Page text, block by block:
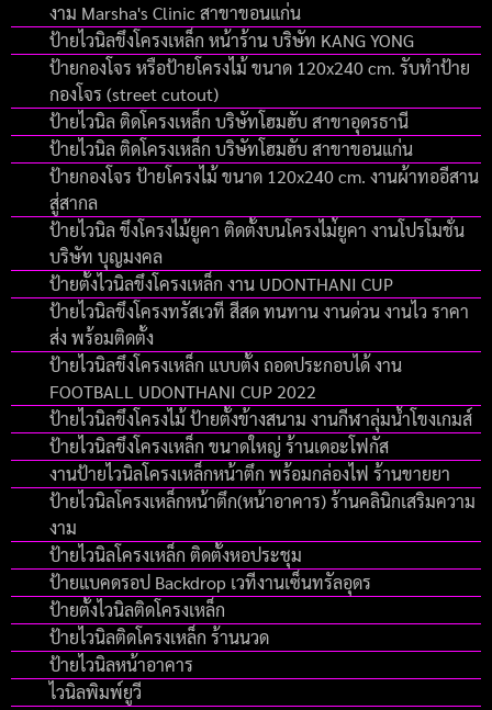
งาม Marsha's Clinic สาขาขอนแก่น
ป้ายไวนิลขึงโครงเหล็ก หน้าร้าน บริษัท KANG YONG
ป้ายกองโจร หรือป้ายโครงไม้ ขนาด 120x240 cm. รับทำป้าย
กองโจร (street cutout)
ป้ายไวนิล ติดโครงเหล็ก บริษัทโฮมฮับ สาขาอุดรธานี
ป้ายไวนิล ติดโครงเหล็ก บริษัทโฮมฮับ สาขาขอนแก่น
ป้ายกองโจร ป้ายโครงไม้ ขนาด 120x240 cm. งานผ้าทออีสาน
สู่สากล
ป้ายไวนิล ขึงโครงไม้ยูคา ติดตั้งบนโครงไม่้ยูคา งานโปรโมชั่น
บริษัท บุญมงคล
ป้ายตั้งไวนิลขึงโครงเหล็ก งาน UDONTHANI CUP
ป้ายไวนิลขึงโครงทรัสเวที สีสด ทนทาน งานด่วน งานไว ราคา
ส่ง พร้อมติดตั้ง
ป้ายไวนิลขึงโครงเหล็ก แบบตั้ง ถอดประกอบได้ งาน
FOOTBALL UDONTHANI CUP 2022
ป้ายไวนิลขึงโครงไม้ ป้ายตั้งข้างสนาม งานกีฬาลุ่มน้ำโขงเกมส์
ป้ายไวนิลขึงโครงเหล็ก ขนาดใหญ่ ร้านเดอะโฟกัส
งานป้ายไวนิลโครงเหล็กหน้าตึก พร้อมกล่องไฟ ร้านขายยา
ป้ายไวนิลโครงเหล็กหน้าตึก(หน้าอาคาร) ร้านคลินิกเสริมความ
งาม
ป้ายไวนิลโครงเหล็ก ติดตั้งหอประชุม
ป้ายแบคดรอป Backdrop เวทีงานเซ็นทรัลอุดร
ป้ายตั้งไวนิลติดโครงเหล็ก
ป้ายไวนิลติดโครงเหล็ก ร้านนวด
ป้ายไวนิลหน้าอาคาร
ไวนิลพิมพ์ยูวี